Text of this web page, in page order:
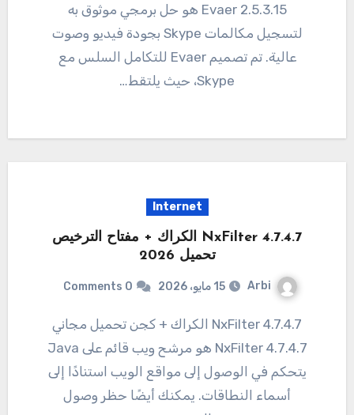
2.5.3.15 Evaer هو حل برمجي موثوق به
لتسجيل مكالمات Skype بجودة فيديو وصوت
عالية. تم تصميم Evaer للتكامل السلس مع
Skype، حيث يلتقط…
Internet
4.7.4.7 NxFilter الكراك + مفتاح الترخيص
تحميل 2026
Arbi 15 مايو، 2026 0 Comments
4.7.4.7 NxFilter الكراك + كجن تحميل مجاني
4.7.4.7 NxFilter هو مرشح ويب قائم على Java
يتحكم في الوصول إلى مواقع الويب استنادًا إلى
أسماء النطاقات. يمكنك أيضًا حظر وصول